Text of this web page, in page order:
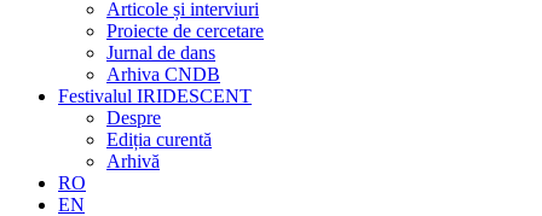
Articole și interviuri
Proiecte de cercetare
Jurnal de dans
Arhiva CNDB
Festivalul IRIDESCENT
Despre
Ediția curentă
Arhivă
RO
EN